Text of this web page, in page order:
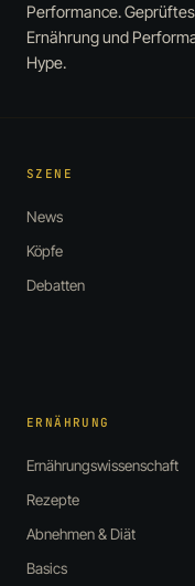
Performance.
Ernährung und
Hype.
SZENE
News
Köpfe
Debatten
ERNÄHRUNG
Ernährungswissenschaft
Rezepte
Abnehmen & Diät
Basics